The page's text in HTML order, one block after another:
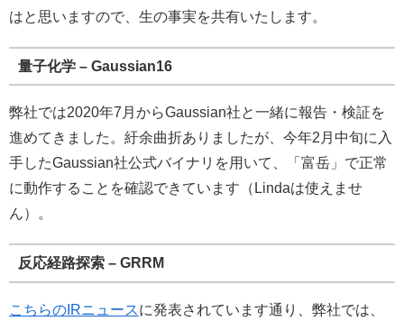
はと思いますので、生の事実を共有いたします。
量子化学 – Gaussian16
弊社では2020年7月からGaussian社と一緒に報告・検証を
進めてきました。紆余曲折ありましたが、今年2月中旬に入
手したGaussian社公式バイナリを用いて、「富岳」で正常
に動作することを確認できています（Lindaは使えませ
ん）。
反応経路探索 – GRRM
こちらのIRニュースに発表されています通り、弊社では、